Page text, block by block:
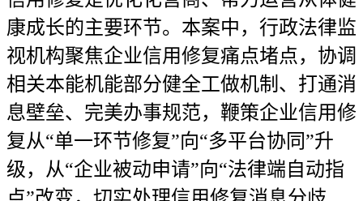
康成长的主要环节。本案中，行政法律监
视机构聚焦企业信用修复痛点堵点，协调
相关本能机能部分健全工做机制、打通消
息壁垒、完美办事规范，鞭策企业信用修
复从“单一环节修复”向“多平台协同”升
级，从“企业被动申请”向“法律端自动指